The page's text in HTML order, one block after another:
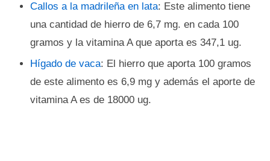
Callos a la madrileña en lata: Este alimento tiene
una cantidad de hierro de 6,7 mg. en cada 100
gramos y la vitamina A que aporta es 347,1 ug.
Hígado de vaca: El hierro que aporta 100 gramos
de este alimento es 6,9 mg y además el aporte de
vitamina A es de 18000 ug.